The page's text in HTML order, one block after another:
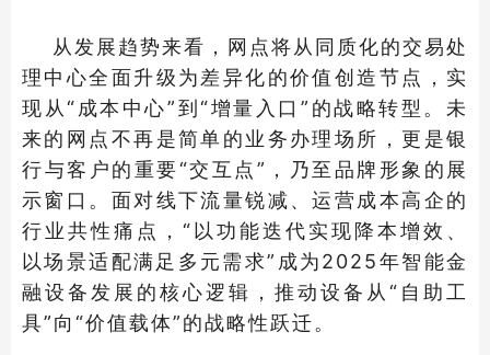
从发展趋势来看，网点将从同质化的交易处
理中心全面升级为差异化的价值创造节点，实
现从“成本中心”到“增量入口”的战略转型。未
来的网点不再是简单的业务办理场所，更是银
行与客户的重要“交互点”，乃至品牌形象的展
示窗口。面对线下流量锐减、运营成本高企的
行业共性痛点，“以功能迭代实现降本增效、
以场景适配满足多元需求”成为2025年智能金
融设备发展的核心逻辑，推动设备从“自助工
具”向“价值载体”的战略性跃迁。